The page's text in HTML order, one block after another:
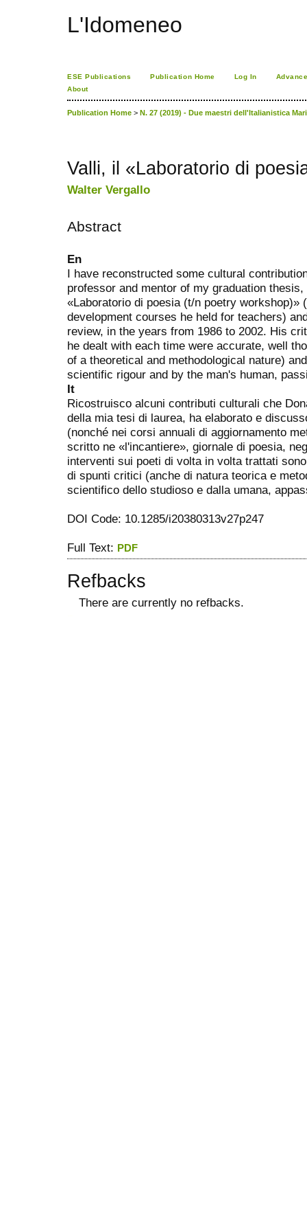
L'Idomeneo
ESE Publications Publication Home Log In
About
Publication Home > N. 27 (2019) - Due maestri dell'Italianistica
Valli, il «Laboratorio di
Walter Vergallo
Abstract
En
I have reconstructed some cultural
professor and mentor of my graduation
«Laboratorio di poesia (t/n poetry workshop)»
development courses he held for teachers)
review, in the years from 1986 to 2002. His
he dealt with each time were accurate, well
of a theoretical and methodological nature)
scientific rigour and by the man's human,
It
Ricostruisco alcuni contributi culturali che
della mia tesi di laurea, ha elaborato e
(nonché nei corsi annuali di aggiornamento
scritto ne «l'incantiere», giornale di poesia,
interventi sui poeti di volta in volta trattati
di spunti critici (anche di natura teorica e
scientifico dello studioso e dalla umana,
DOI Code: 10.1285/i20380313v27p247
Full Text: PDF
Refbacks
There are currently no refbacks.